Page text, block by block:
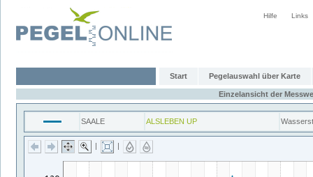
Hilfe Links
Start Pegelauswahl über Karte
Einzelansicht der
SAALE ALSLEBEN UP
| |